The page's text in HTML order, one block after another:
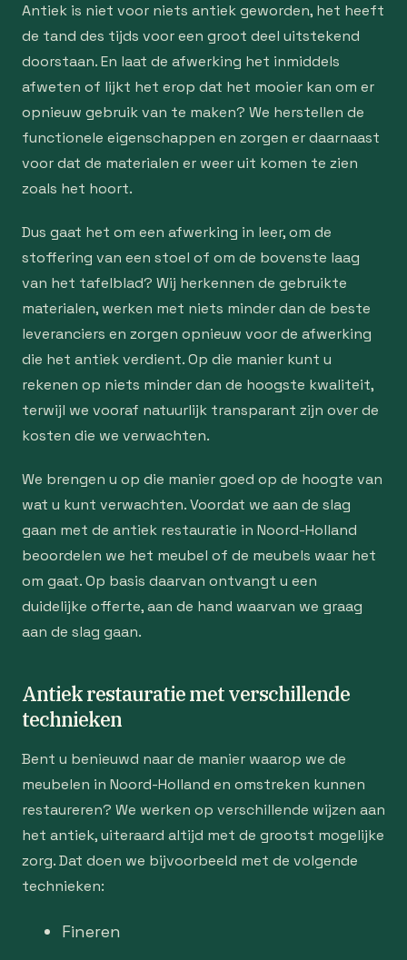
Antiek is niet voor niets antiek geworden, het heeft
de tand des tijds voor een groot deel uitstekend
doorstaan. En laat de afwerking het inmiddels
afweten of lijkt het erop dat het mooier kan om er
opnieuw gebruik van te maken? We herstellen de
functionele eigenschappen en zorgen er daarnaast
voor dat de materialen er weer uit komen te zien
zoals het hoort.
Dus gaat het om een afwerking in leer, om de
stoffering van een stoel of om de bovenste laag
van het tafelblad? Wij herkennen de gebruikte
materialen, werken met niets minder dan de beste
leveranciers en zorgen opnieuw voor de afwerking
die het antiek verdient. Op die manier kunt u
rekenen op niets minder dan de hoogste kwaliteit,
terwijl we vooraf natuurlijk transparant zijn over de
kosten die we verwachten.
We brengen u op die manier goed op de hoogte van
wat u kunt verwachten. Voordat we aan de slag
gaan met de antiek restauratie in Noord-Holland
beoordelen we het meubel of de meubels waar het
om gaat. Op basis daarvan ontvangt u een
duidelijke offerte, aan de hand waarvan we graag
aan de slag gaan.
Antiek restauratie met verschillende
technieken
Bent u benieuwd naar de manier waarop we de
meubelen in Noord-Holland en omstreken kunnen
restaureren? We werken op verschillende wijzen aan
het antiek, uiteraard altijd met de grootst mogelijke
zorg. Dat doen we bijvoorbeeld met de volgende
technieken:
Fineren